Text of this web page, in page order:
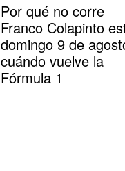
Por qué no corre
Franco Colapinto
domingo 9 de
cuándo vuelve la
Fórmula 1